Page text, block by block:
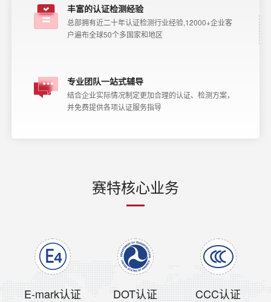
丰富的认证检测经验
总部拥有近二十年认证检测行业经验,12000+企业客
户遍布全球50个多国家和地区
专业团队一站式辅导
结合企业实际情况制定更加合理的认证、检测方案，
并免费提供各项认证服务指导
赛特核心业务
E-mark认证 DOT认证 CCC认证